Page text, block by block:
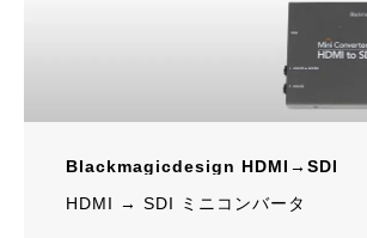
Blackmagicdesign HDMI→SDI
HDMI → SDI ミニコンバータ